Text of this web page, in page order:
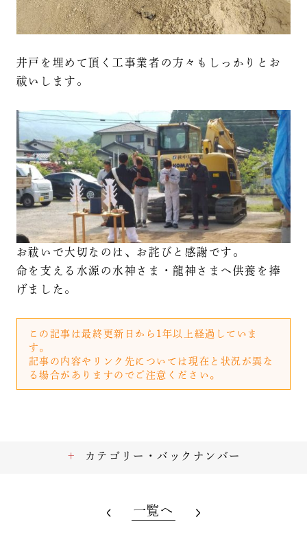
井戸を埋めて頂く工事業者の方々もしっかりとお
祓いします。
お祓いで大切なのは、お詫びと感謝です。
命を支える水源の水神さま・龍神さまへ供養を捧
げました。
この記事は最終更新日から1年以上経過していま
す。
記事の内容やリンク先については現在と状況が異な
る場合がありますのでご注意ください。
カテゴリー・バックナンバー
一覧へ